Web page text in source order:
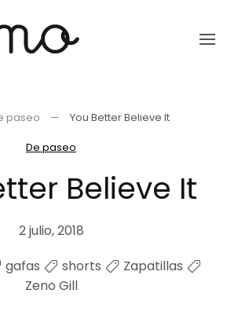
paseo
You Better Believe It
De paseo
Believe It
2 julio, 2018
gafas shorts
Zapatillas
Zeno Gill